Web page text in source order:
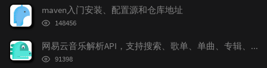
文
章
评
maven入门安装、配置源和仓库地址
浏
次
数:
148456
网易云音乐解析API，支持搜索、歌单、单曲、专辑、MV解析、多音质切换、图片大小切换
浏
91398